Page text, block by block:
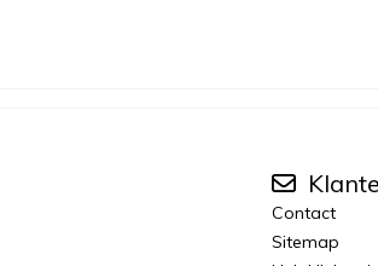
Contact
Sitemap